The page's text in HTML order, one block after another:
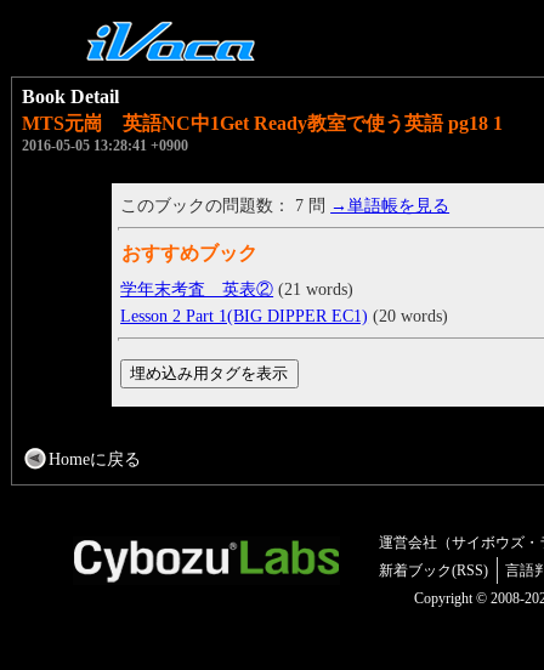
Book Detail
MTS元崗 英語NC中1Get Ready教室で使う英語 pg18 1
2016-05-05 13:28:41 +0900
このブックの問題数： 7 問 →単語帳を見る
おすすめブック
学年末考査 英表② (21 words)
Lesson 2 Part 1(BIG DIPPER EC1) (20 words)
Homeに戻る
運営会社（サイボウズ・
新着ブック(RSS)
言語
Copyright © 2008-